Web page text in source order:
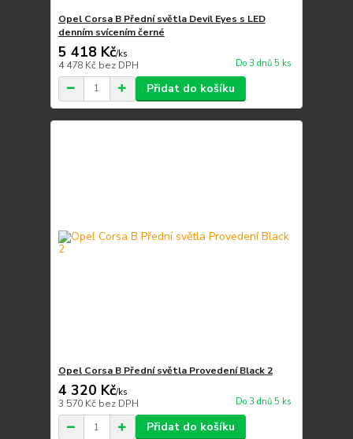
Opel Corsa B Přední světla Devil Eyes s LED
denním svícením černé
5 418 Kč/ks
4 478 Kč bez DPH Do 3 dnů 5 ks
Přidat do košíku
Opel Corsa B Přední světla Provedení Black 2
4 320 Kč/ks
3 570 Kč bez DPH Do 3 dnů 5 ks
Přidat do košíku